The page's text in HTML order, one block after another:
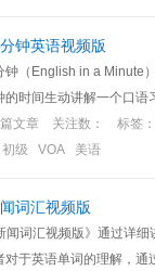
钟英语视频版
钟（English in a Minute
的时间生动讲解一个口语
文章 关注数： 标签：
级 VOA 美语
词汇视频版
闻词汇视频版》通过详
对于英语单词的理解，